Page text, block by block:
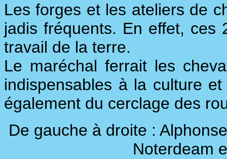
Les forges et les ateliers de
jadis fréquents. En effet, ces
travail de la terre.
Le maréchal ferrait les
indispensables à la culture
également du cerclage des
De gauche à droite :
Noterdeam